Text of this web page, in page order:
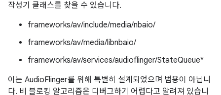
작성기 클래스를 찾을 수 있습니다.
frameworks/av/include/media/nbaio/
frameworks/av/media/libnbaio/
frameworks/av/services/audioflinger/StateQueue*
이는 AudioFlinger를 위해 특별히 설계되었으며 범용이 아닙니
다. 비 블로킹 알고리즘은 디버그하기 어렵다고 알려져 있습니